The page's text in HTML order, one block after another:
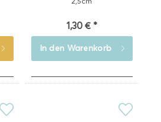
1,30 € *
In den Warenkorb